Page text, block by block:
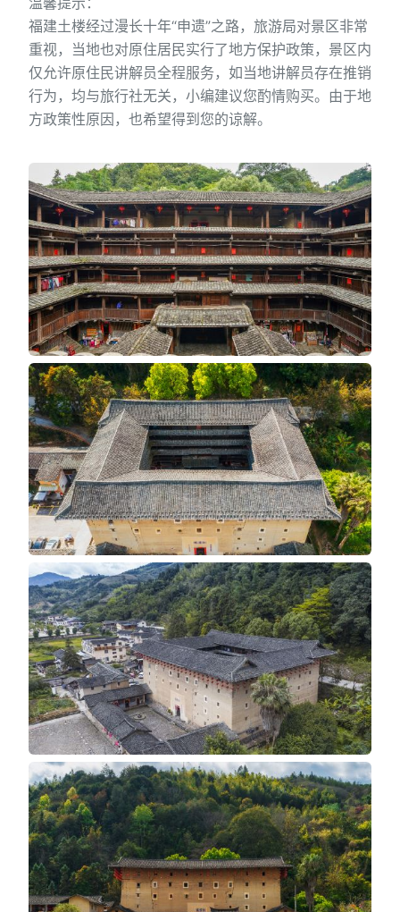
福建土楼经过漫长十年“申遗”之路，旅游局对景区非常
重视，当地也对原住居民实行了地方保护政策，景区内
仅允许原住民讲解员全程服务，如当地讲解员存在推销
行为，均与旅行社无关，小编建议您酌情购买。由于地
方政策性原因，也希望得到您的谅解。